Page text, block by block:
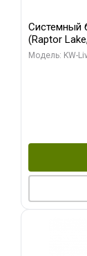
Системный
(Raptor
RTX5080
Модель: KW-